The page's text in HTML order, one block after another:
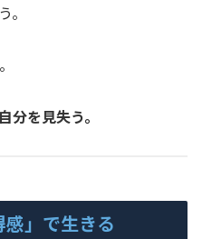
分を見失う。
感」で生きる